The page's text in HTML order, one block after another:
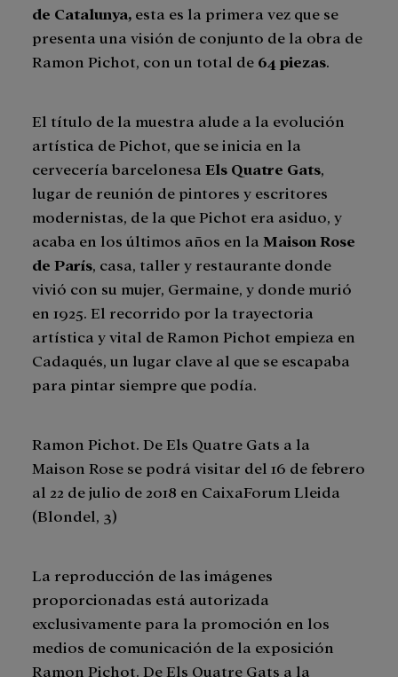
de Catalunya, esta es la primera vez que se
presenta una visión de conjunto de la obra de
Ramon Pichot, con un total de 64 piezas.
El título de la muestra alude a la evolución
artística de Pichot, que se inicia en la
cervecería barcelonesa Els Quatre Gats,
lugar de reunión de pintores y escritores
modernistas, de la que Pichot era asiduo, y
acaba en los últimos años en la Maison Rose
de París, casa, taller y restaurante donde
vivió con su mujer, Germaine, y donde murió
en 1925. El recorrido por la trayectoria
artística y vital de Ramon Pichot empieza en
Cadaqués, un lugar clave al que se escapaba
para pintar siempre que podía.
Ramon Pichot. De Els Quatre Gats a la
Maison Rose se podrá visitar del 16 de febrero
al 22 de julio de 2018 en CaixaForum Lleida
(Blondel, 3)
La reproducción de las imágenes
proporcionadas está autorizada
exclusivamente para la promoción en los
medios de comunicación de la exposición
Ramon Pichot. De Els Quatre Gats a la